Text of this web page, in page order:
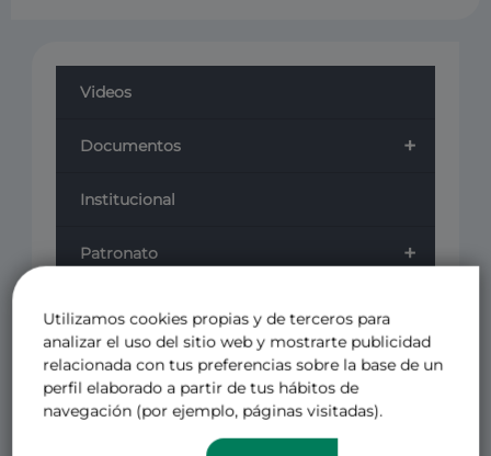
Videos
+
Documentos
Institucional
+
Patronato
+
Revistas
Otros
Utilizamos cookies propias y de terceros para
analizar el uso del sitio web y mostrarte publicidad
relacionada con tus preferencias sobre la base de un
perfil elaborado a partir de tus hábitos de
navegación (por ejemplo, páginas visitadas).